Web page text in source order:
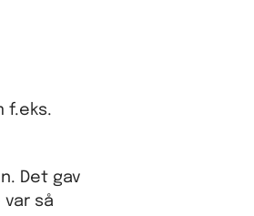
f.eks.
Det gav
så